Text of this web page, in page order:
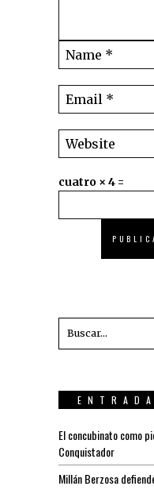
cuatro × 4 =
El concubinato como
Conquistador
Millán Berzosa